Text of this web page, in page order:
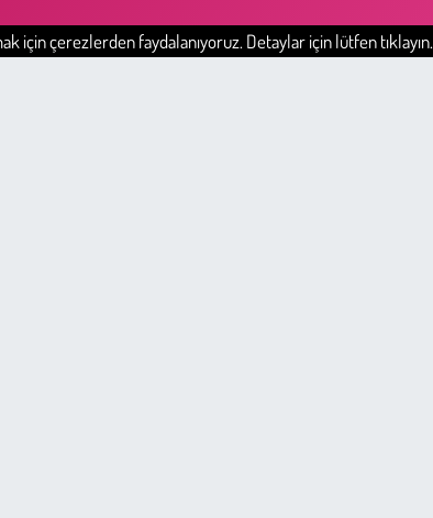
için çerezlerden faydalanıyoruz. Detaylar için lütfen tıklayın.